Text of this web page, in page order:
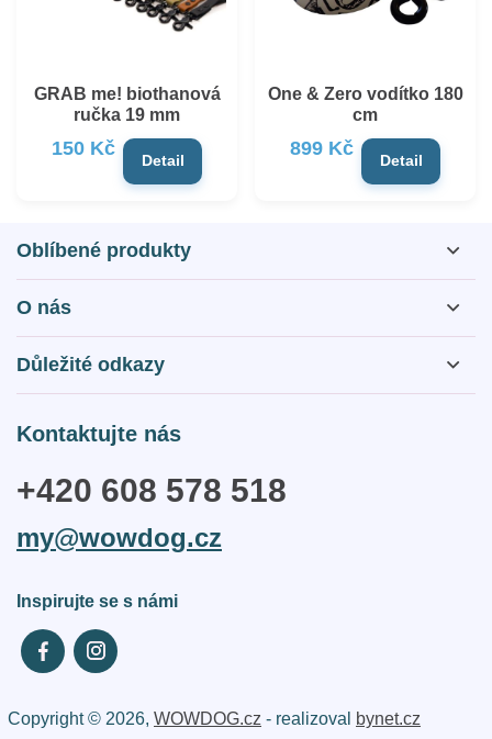
GRAB me! biothanová
ručka 19 mm
150 Kč
Detail
One & Zero vodítko 180
cm
899 Kč
Detail
Oblíbené produkty
O nás
O nás
Otázky a odpovědi
Kontakty
Důležité odkazy
Reklamační řád
Doprava a platba
Kontaktujte nás
+420 608 578 518
my@wowdog.cz
Inspirujte se s námi
Copyright © 2026, WOWDOG.cz - realizoval bynet.cz